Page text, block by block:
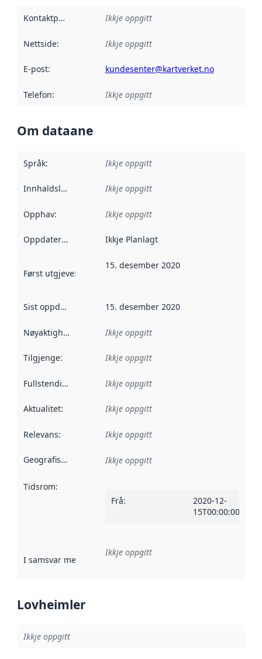
Kontaktpunkt Ikkje oppgitt
Nettside: Ikkje oppgitt
E-post: kundesenter@kartverket.no
Telefon: Ikkje oppgitt
Om dataane
Språk: Ikkje oppgitt
Innhaldsleverandørar :
Ikkje oppgitt
Opphav: Ikkje oppgitt
Oppdateringsfrekvens :
Ikkje Planlagt
Først utgjeve:
15. desember 2020
Sist oppdatert 15. desember 2020
Nøyaktigheit Ikkje oppgitt
Tilgjenge: Ikkje oppgitt
Fullstendigheit Ikkje oppgitt
Aktualitet: Ikkje oppgitt
Relevans: Ikkje oppgitt
Geografisk område Ikkje oppgitt
Tidsrom:
Frå:
2020-12-
15T00:00:00Z
I samsvar med Referanse til ei implementeringsregel eller
Ikkje oppgitt
Lovheimler
Ikkje oppgitt